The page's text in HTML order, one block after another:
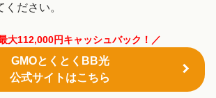
ださい。
大112,000円キャッシュバック！／
GMOとくとくBB光
公式サイトはこちら